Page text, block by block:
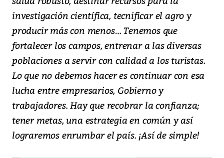
investigación científica, tecnificar el agro y
producir más con menos… Tenemos que
fortalecer los campos, entrenar a las diversas
poblaciones a servir con calidad a los turistas.
Lo que no debemos hacer es continuar con esa
lucha entre empresarios, Gobierno y
trabajadores. Hay que recobrar la confianza;
tener metas, una estrategia en común y así
lograremos enrumbar el país. ¡Así de simple!